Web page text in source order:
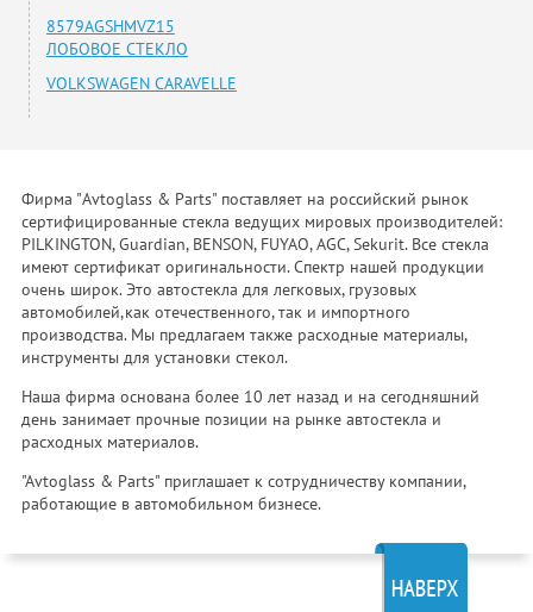
8579AGSHMVZ15
ЛОБОВОЕ СТЕКЛО
VOLKSWAGEN CARAVELLE
Фирма "Avtoglass & Parts" поставляет на российский рынок
сертифицированные стекла ведущих мировых производителей:
PILKINGTON, Guardian, BENSON, FUYAO, AGC, Sekurit. Все стекла
имеют сертификат оригинальности. Спектр нашей продукции
очень широк. Это автостекла для легковых, грузовых
автомобилей,как отечественного, так и импортного
производства. Мы предлагаем также расходные материалы,
инструменты для установки стекол.
Наша фирма основана более 10 лет назад и на сегодняшний
день занимает прочные позиции на рынке автостекла и
расходных материалов.
"Avtoglass & Parts" приглашает к сотрудничеству компании,
работающие в автомобильном бизнесе.